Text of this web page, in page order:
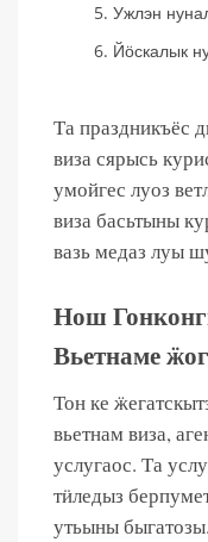
Ужлэн
Йӧскалык
Та праздникъёс
виза сярысь
умойгес луоз
виза басьтыны
вазь медаз луы
Нош
Вьетнаме
Тон ке
вьетнам виза,
услугаос. Та
тӥледыз
утьыны